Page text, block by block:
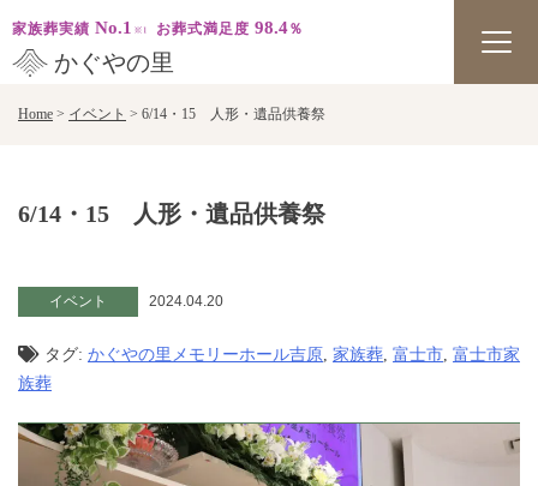
かぐやの里
家族葬実績 No.1 お葬式満足度 98.4％
Home > イベント > 6/14・15 人形・遺品供養祭
6/14・15 人形・遺品供養祭
イベント 2024.04.20
タグ: かぐやの里メモリーホール吉原, 家族葬, 富士市, 富士市家
族葬